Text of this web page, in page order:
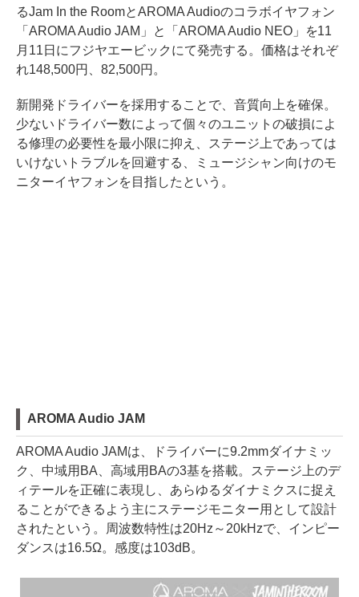
るJam In the RoomとAROMA Audioのコラボイヤフォン
「AROMA Audio JAM」と「AROMA Audio NEO」を11
月11日にフジヤエービックにて発売する。価格はそれぞ
れ148,500円、82,500円。
新開発ドライバーを採用することで、音質向上を確保。
少ないドライバー数によって個々のユニットの破損によ
る修理の必要性を最小限に抑え、ステージ上であっては
いけないトラブルを回避する、ミュージシャン向けのモ
ニターイヤフォンを目指したという。
AROMA Audio JAM
AROMA Audio JAMは、ドライバーに9.2mmダイナミッ
ク、中域用BA、高域用BAの3基を搭載。ステージ上のデ
ィテールを正確に表現し、あらゆるダイナミクスに捉え
ることができるよう主にステージモニター用として設計
されたという。周波数特性は20Hz～20kHzで、インピー
ダンスは16.5Ω。感度は103dB。